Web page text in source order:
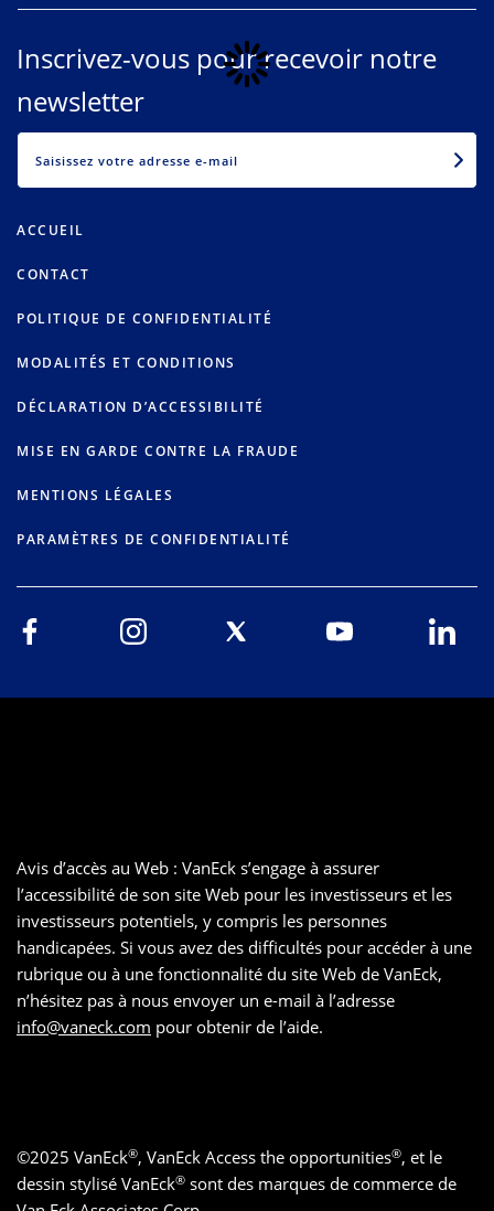
Inscrivez-vous pour recevoir notre
newsletter
ACCUEIL
CONTACT
POLITIQUE DE CONFIDENTIALITÉ
MODALITÉS ET CONDITIONS
DÉCLARATION D’ACCESSIBILITÉ
MISE EN GARDE CONTRE LA FRAUDE
MENTIONS LÉGALES
PARAMÈTRES DE CONFIDENTIALITÉ
Avis d’accès au Web : VanEck s’engage à assurer
l’accessibilité de son site Web pour les investisseurs et les
investisseurs potentiels, y compris les personnes
handicapées. Si vous avez des difficultés pour accéder à une
rubrique ou à une fonctionnalité du site Web de VanEck,
n’hésitez pas à nous envoyer un e-mail à l’adresse
info@vaneck.com pour obtenir de l’aide.
©2025 VanEck®, VanEck Access the opportunities®, et le
dessin stylisé VanEck® sont des marques de commerce de